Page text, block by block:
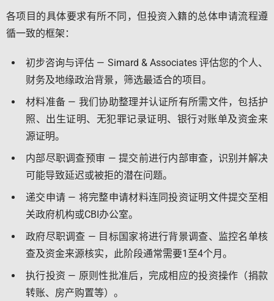
各项目的具体要求有所不同，但投资入籍的总体申请流程遵
循一致的框架：
初步咨询与评估 — Simard & Associates 评估您的个人、
财务及地缘政治背景，筛选最适合的项目。
材料准备 — 我们协助整理并认证所有所需文件，包括护
照、出生证明、无犯罪记录证明、银行对账单及资金来
源证明。
内部尽职调查预审 — 提交前进行内部审查，识别并解决
可能导致延迟或被拒的潜在问题。
递交申请 — 将完整申请材料连同投资证明文件提交至相
关政府机构或CBI办公室。
政府尽职调查 — 目标国家将进行背景调查、监控名单核
查及资金来源核实，此阶段通常需要1至4个月。
执行投资 — 原则性批准后，完成相应的投资操作（捐款
转账、房产购置等）。